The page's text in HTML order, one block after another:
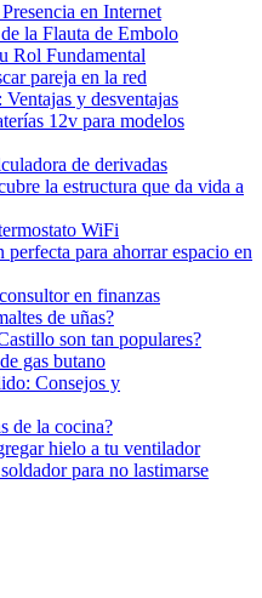
en Internet
la Flauta de Embolo
Rol Fundamental
pareja en la red
y desventajas
12v para modelos
de derivadas
la estructura que da vida a
WiFi
para ahorrar espacio en
en finanzas
de uñas?
son tan populares?
gas butano
Consejos y
de la cocina?
hielo a tu ventilador
para no lastimarse